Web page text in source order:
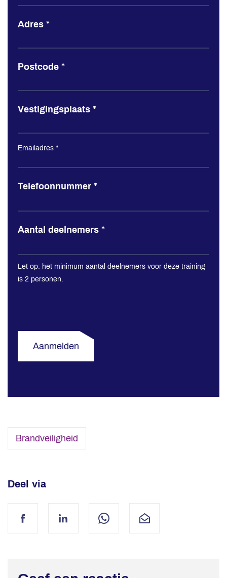
Adres *
Postcode *
Vestigingsplaats *
Emailadres *
Telefoonnummer *
Aantal deelnemers *
Let op: het minimum aantal deelnemers voor deze training
is 2 personen.
Aanmelden
Brandveiligheid
Deel via
FacebookLinkedIn WhatsAppMail